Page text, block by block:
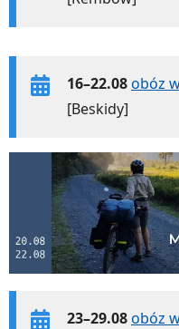
16–22.08obóz
[Beskidy]
23–29.08obóz